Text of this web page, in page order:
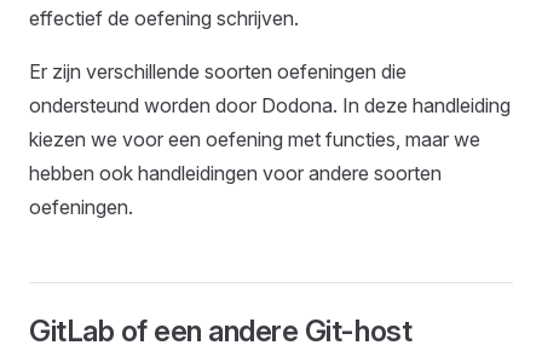
effectief de oefening schrijven.
Er zijn verschillende soorten oefeningen die
ondersteund worden door Dodona. In deze handleiding
kiezen we voor een oefening met functies, maar we
hebben ook handleidingen voor andere soorten
oefeningen.
GitLab of een andere Git-host